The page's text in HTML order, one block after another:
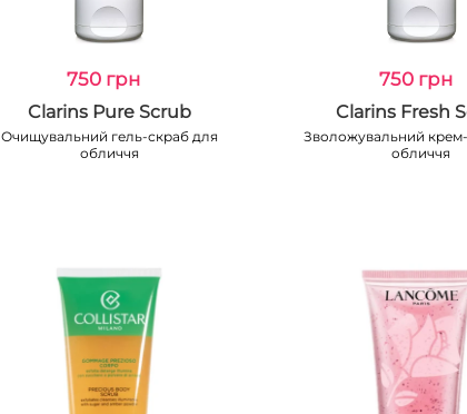
750 грн
Clarins Pure Scrub
Очищувальний гель-скраб для
обличчя
750 грн
Clarins Fresh
Зволожувальний
обличчя